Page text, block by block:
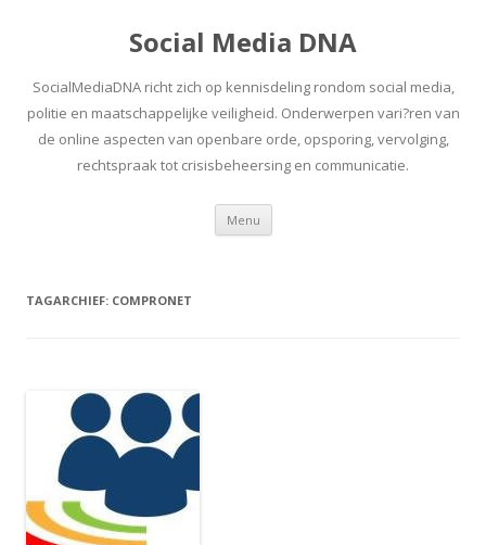
Social Media DNA
SocialMediaDNA richt zich op kennisdeling rondom social media,
politie en maatschappelijke veiligheid. Onderwerpen vari?ren van
de online aspecten van openbare orde, opsporing, vervolging,
rechtspraak tot crisisbeheersing en communicatie.
Menu Spring
inhoud
TAGARCHIEF: COMPRONET